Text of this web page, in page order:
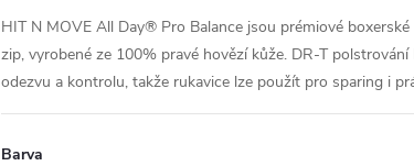
HIT N MOVE All Day® Pro Balance jsou prémiové
zip, vyrobené ze 100% pravé hovězí kůže. DR-T
odezvu a kontrolu, takže rukavice lze použít pro sparing i
Barva